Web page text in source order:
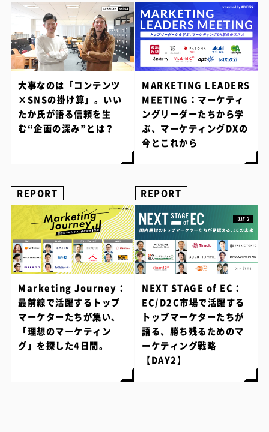
大事なのは「コンテンツ
×SNSの掛け算」。いい
たか氏が語る信頼を生
む“企画の深み”とは？
MARKETING LEADERS
MEETING：マーケティ
ングリーダーたちから学
ぶ、マーケティングDXの
今とこれから
REPORT
Marketing Journey：
最前線で活躍するトップ
マーケターたちが集い、
「理想のマーケティン
グ」を探した4日間。
REPORT
NEXT STAGE of EC：
EC/D2C市場で活躍する
トップマーケターたちが
語る、勝ち残るためのマ
ーケティング戦略
【DAY2】